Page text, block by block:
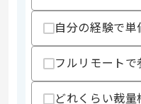
スキル
自分の経験で
フルリモートで
どれくらい裁量